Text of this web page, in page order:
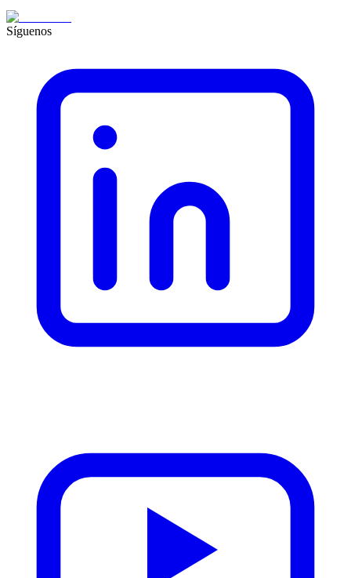
Síguenos